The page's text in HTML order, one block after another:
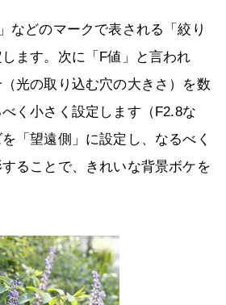
などのマークで表される「絞り
ます。次に「F値」と言われ
光の取り込む穴の大きさ）を数
く小さく設定します（F2.8な
「望遠側」に設定し、なるべく
ることで、きれいな背景ボケを